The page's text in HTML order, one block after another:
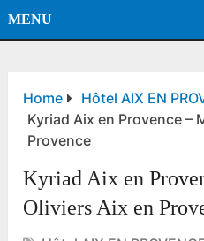
MENU
Home
Hôtel AIX EN
Kyriad Aix en Provence –
Provence
Kyriad Aix en
Oliviers Aix en